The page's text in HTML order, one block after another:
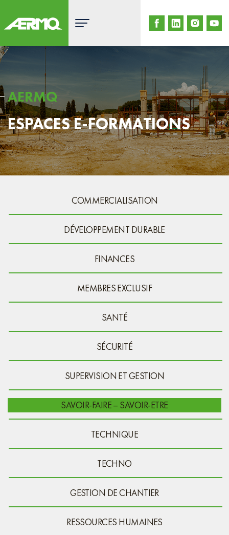
content
AERMQ
ESPACES E-FORMATIONS
COMMERCIALISATION
DÉVELOPPEMENT DURABLE
FINANCES
MEMBRES EXCLUSIF
SANTÉ
SÉCURITÉ
SUPERVISION ET GESTION
SAVOIR-FAIRE – SAVOIR-ETRE
TECHNIQUE
TECHNO
GESTION DE CHANTIER
RESSOURCES HUMAINES